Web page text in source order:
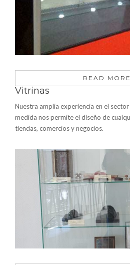
READ MORE
Vitrinas
Nuestra amplia experiencia en el
medida nos permite el diseño de
tiendas, comercios y negocios.